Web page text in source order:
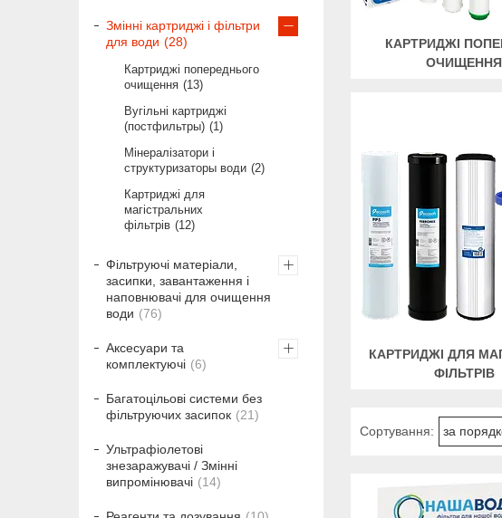
КАРТРИДЖІ
ОЧИЩЕННЯ
КАРТРИДЖІ ДЛЯ
ФІЛЬТРІВ
Змінні картриджі і фільтри
для води
28
Картриджі попереднього
очищення
13
Вугільні картриджі
(постфильтры)
1
Мінералізатори і
структуризаторы води 2
Картриджі для
магістральних
фільтрів
12
Фільтруючі матеріали,
засипки, завантаження і
наповнювачі для очищення
води
76
Аксесуари та
комплектуючі
6
Багатоцільові системи без
фільтруючих засипок
21
Ультрафіолетові
знезаражувачі / Змінні
випромінювачі
14